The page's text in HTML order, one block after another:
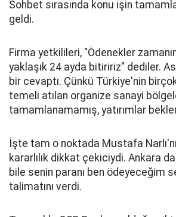
Sohbet sırasında konu işin
geldi.
Firma yetkilileri, "Ödenekler
yaklaşık 24 ayda bitiririz" dediler.
bir cevaptı. Çünkü Türkiye'nin
temeli atılan organize sanayi
tamamlanamamış, yatırımlar
İşte tam o noktada Mustafa
kararlılık dikkat çekiciydi. Ankara
bile senin paranı ben ödeyeceğim
talimatını verdi.